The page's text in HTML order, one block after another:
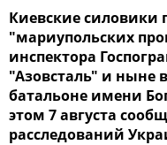
Киевские силовики
"мариупольских
инспектора
"Азовсталь" и ныне
батальоне имени
этом 7 августа
расследований